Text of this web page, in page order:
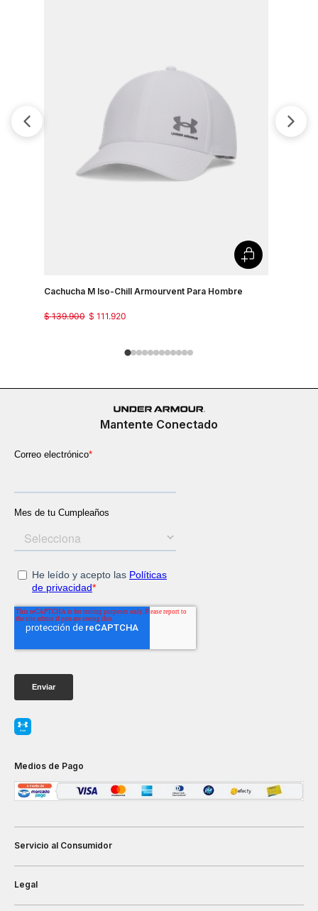
Cachucha M Iso-Chill Armourvent Para Hombre
$ 111.920
$ 139.900
Mantente Conectado
Medios de Pago
Servicio al Consumidor
Legal